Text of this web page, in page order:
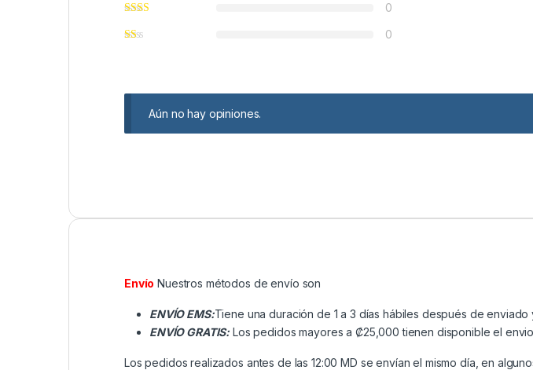
0
0
Aún no hay opiniones.
Envío Nuestros métodos de envío son
ENVÍO EMS:Tiene una duración de 1 a 3 días hábiles después de
ENVÍO GRATIS: Los pedidos mayores a ₡25,000 tienen disponible el
Los pedidos realizados antes de las 12:00 MD se envían el mismo día, en